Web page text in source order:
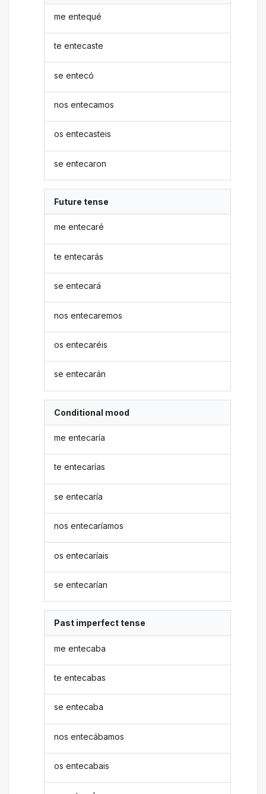
me entequé
te entecaste
se entecó
nos entecamos
os entecasteis
se entecaron
Future tense
me entecaré
te entecarás
se entecará
nos entecaremos
os entecaréis
se entecarán
Conditional mood
me entecaría
te entecarías
se entecaría
nos entecaríamos
os entecaríais
se entecarían
Past imperfect tense
me entecaba
te entecabas
se entecaba
nos entecábamos
os entecabais